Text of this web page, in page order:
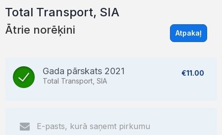
Total Transport, SIA
Ātrie norēķini Atpakaļ
Gada pārskats 2021
Total Transport, SIA
€11.00